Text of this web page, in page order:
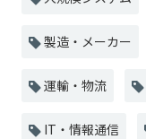
製造・メーカー
運輸・物流
IT・情報通信